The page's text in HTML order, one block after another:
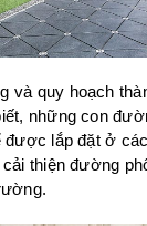
và quy hoạch
những con
được lắp đặt ở
thiện đường